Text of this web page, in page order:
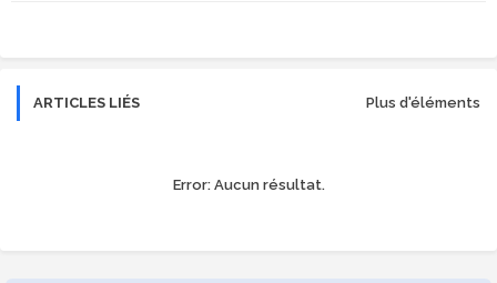
ARTICLES LIÉS Plus d'éléments
Error:Aucun résultat.